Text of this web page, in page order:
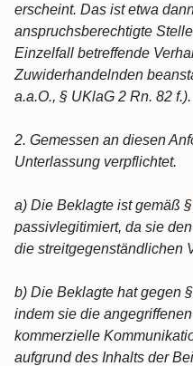
erscheint. Das ist etwa
anspruchsberechtigte
Einzelfall betreffende
Zuwiderhandelnden
a.a.O., § UKlaG 2 Rn. 82 f.).
2. Gemessen an diesen
Unterlassung verpflichtet.
a) Die Beklagte ist gemäß §
passivlegitimiert, da sie
die streitgegenständlichen
b) Die Beklagte hat gegen
indem sie die
kommerzielle
aufgrund des Inhalts der